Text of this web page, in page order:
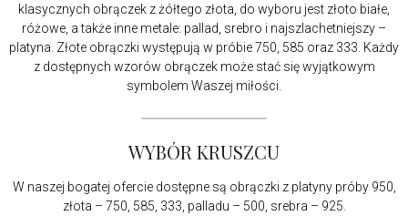
klasycznych obrączek z żółtego złota, do wyboru jest złoto białe,
różowe, a także inne metale: pallad, srebro i najszlachetniejszy –
platyna. Złote obrączki występują w próbie 750, 585 oraz 333. Każdy
z dostępnych wzorów obrączek może stać się wyjątkowym
symbolem Waszej miłości.
WYBÓR KRUSZCU
W naszej bogatej ofercie dostępne są obrączki z platyny próby 950,
złota – 750, 585, 333, palladu – 500, srebra – 925.